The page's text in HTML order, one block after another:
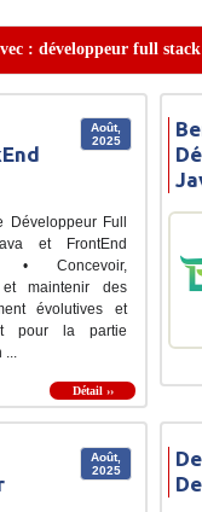
: développeur full
Août,
2025
Développeur Full
et FrontEnd
• Concevoir,
maintenir des
évolutives et
pour la partie
...
Détail ››
Août,
2025